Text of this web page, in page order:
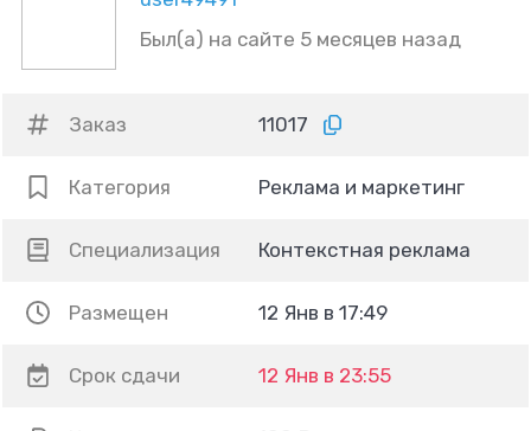
Был(а) на сайте 5 месяцев назад
Заказ 11017
Категория Реклама и маркетинг
Специализация Контекстная реклама
Размещен 12 Янв в 17:49
Срок сдачи 12 Янв в 23:55